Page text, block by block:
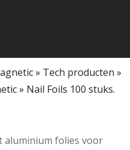
» Tech producten »
» Nail Foils 100 stuks.
aluminium folies voor